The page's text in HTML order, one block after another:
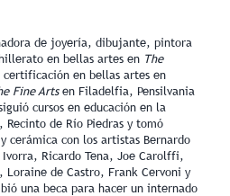
de joyería, dibujante, pintora
en bellas artes en The
certificación en bellas artes en
Fine Artsen Filadelfia, Pensilvania
cursos en educación en la
Recinto de Río Piedras y tomó
con los artistas Bernardo
Ricardo Tena, Joe Carolffi,
Loraine de Castro, Frank Cervoni y
una beca para hacer un internado